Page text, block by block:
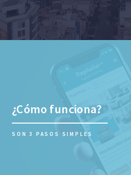
¿Cómo funciona?
SON 3 PASOS SIMPLES